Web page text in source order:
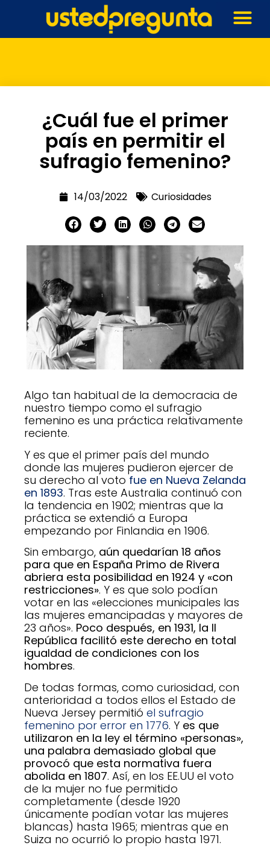
¿Cuál fue el primer
país en permitir el
sufragio femenino?
14/03/2022 Curiosidades
Algo tan habitual de la democracia de
nuestro tiempo como el sufragio
femenino es una práctica relativamente
reciente.
Y es que el primer país del mundo
donde las mujeres pudieron ejercer de
su derecho al voto fue en Nueva Zelanda
en 1893. Tras este Australia continuó con
la tendencia en 1902; mientras que la
práctica se extendió a Europa
empezando por Finlandia en 1906.
Sin embargo, aún quedarían 18 años
para que en España Primo de Rivera
abriera esta posibilidad en 1924 y «con
restricciones». Y es que solo podían
votar en las «elecciones municipales las
las mujeres emancipadas y mayores de
23 años». Poco después, en 1931, la II
República facilitó este derecho en total
igualdad de condiciones con los
hombres.
De todas formas, como curiosidad, con
anterioridad a todos ellos el Estado de
Nueva Jersey permitió el sufragio
femenino por error en 1776. Y es que
utilizaron en la ley el término «personas»,
una palabra demasiado global que
provocó que esta normativa fuera
abolida en 1807. Así, en los EE.UU el voto
de la mujer no fue permitido
completamente (desde 1920
únicamente podían votar las mujeres
blancas) hasta 1965; mientras que en
Suiza no ocurrió lo propio hasta 1971.